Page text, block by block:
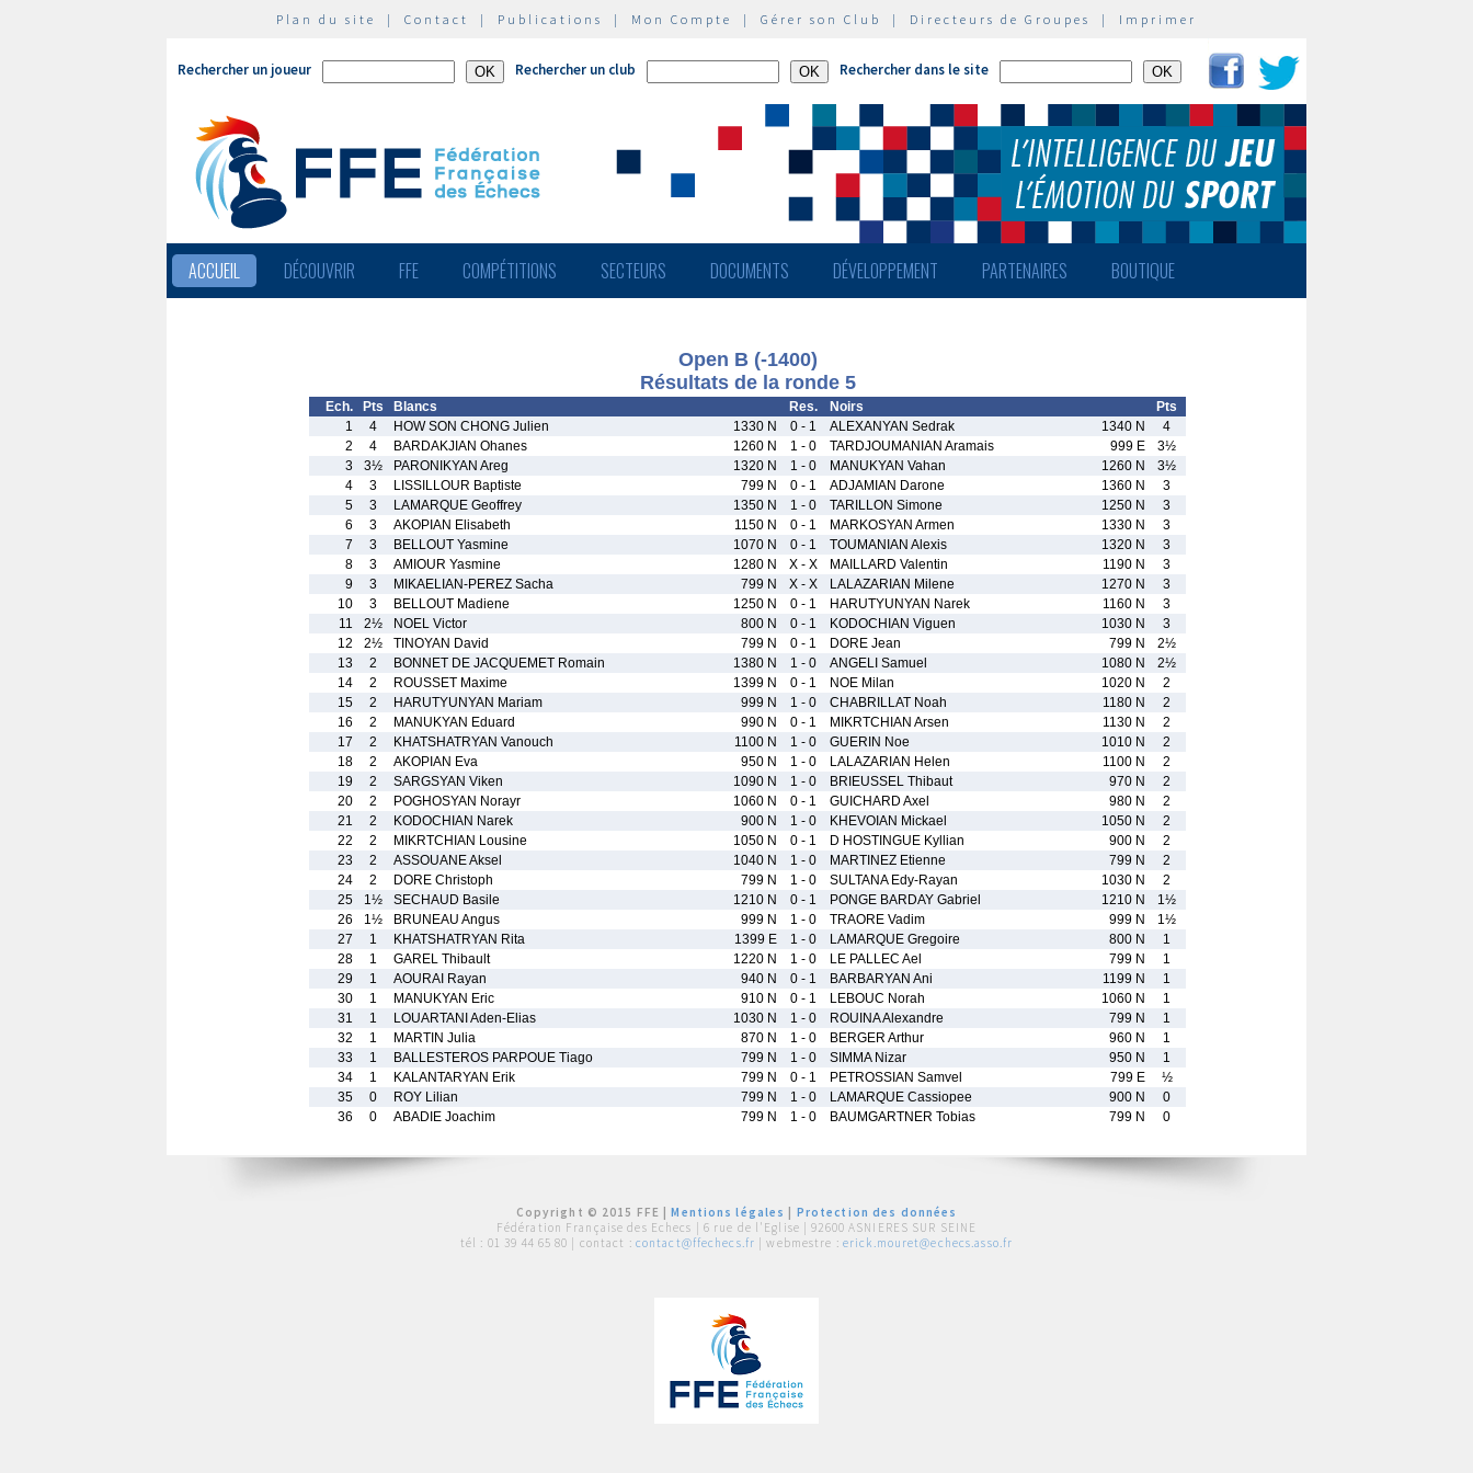
Plan du site | Contact | Publications | Mon Compte | Gérer son Club | Directeurs de Groupes | Imprimer
Rechercher un joueur Rechercher un club Rechercher dans le site
ACCUEIL DÉCOUVRIR FFE COMPÉTITIONS SECTEURS DOCUMENTS DÉVELOPPEMENT PARTENAIRES BOUTIQUE
Open B (-1400)
Résultats de la ronde 5
Ech. Pts Blancs Res. Noirs
Pts
1
4 HOW SON CHONG Julien 1330 N 0 - 1 ALEXANYAN Sedrak 1340 N
4
2
4 BARDAKJIAN Ohanes 1260 N 1 - 0 TARDJOUMANIAN Aramais 999 E
3½
3
3½ PARONIKYAN Areg 1320 N 1 - 0 MANUKYAN Vahan 1260 N
3½
4
3 LISSILLOUR Baptiste 799 N 0 - 1 ADJAMIAN Darone 1360 N
3
5
3 LAMARQUE Geoffrey 1350 N 1 - 0 TARILLON Simone 1250 N
3
6
3 AKOPIAN Elisabeth 1150 N 0 - 1 MARKOSYAN Armen 1330 N
3
7
3 BELLOUT Yasmine 1070 N 0 - 1 TOUMANIAN Alexis 1320 N
3
8
3 AMIOUR Yasmine 1280 N X - X MAILLARD Valentin 1190 N
3
9
3 MIKAELIAN-PEREZ Sacha 799 N X - X LALAZARIAN Milene 1270 N
3
10
3 BELLOUT Madiene 1250 N 0 - 1 HARUTYUNYAN Narek 1160 N
3
11
2½ NOEL Victor 800 N 0 - 1 KODOCHIAN Viguen 1030 N
3
12
2½ TINOYAN David 799 N 0 - 1 DORE Jean 799 N
2½
13
2 BONNET DE JACQUEMET Romain 1380 N 1 - 0 ANGELI Samuel 1080 N
2½
14
2 ROUSSET Maxime 1399 N 0 - 1 NOE Milan 1020 N
2
15
2 HARUTYUNYAN Mariam 999 N 1 - 0 CHABRILLAT Noah 1180 N
2
16
2 MANUKYAN Eduard 990 N 0 - 1 MIKRTCHIAN Arsen 1130 N
2
17
2 KHATSHATRYAN Vanouch 1100 N 1 - 0 GUERIN Noe 1010 N
2
18
2 AKOPIAN Eva 950 N 1 - 0 LALAZARIAN Helen 1100 N
2
19
2 SARGSYAN Viken 1090 N 1 - 0 BRIEUSSEL Thibaut 970 N
2
20
2 POGHOSYAN Norayr 1060 N 0 - 1 GUICHARD Axel 980 N
2
21
2 KODOCHIAN Narek 900 N 1 - 0 KHEVOIAN Mickael 1050 N
2
22
2 MIKRTCHIAN Lousine 1050 N 0 - 1 D HOSTINGUE Kyllian 900 N
2
23
2 ASSOUANE Aksel 1040 N 1 - 0 MARTINEZ Etienne 799 N
2
24
2 DORE Christoph 799 N 1 - 0 SULTANA Edy-Rayan 1030 N
2
25
1½ SECHAUD Basile 1210 N 0 - 1 PONGE BARDAY Gabriel 1210 N
1½
26
1½ BRUNEAU Angus 999 N 1 - 0 TRAORE Vadim 999 N
1½
27
1 KHATSHATRYAN Rita 1399 E 1 - 0 LAMARQUE Gregoire 800 N
1
28
1 GAREL Thibault 1220 N 1 - 0 LE PALLEC Ael 799 N
1
29
1 AOURAI Rayan 940 N 0 - 1 BARBARYAN Ani 1199 N
1
30
1 MANUKYAN Eric 910 N 0 - 1 LEBOUC Norah 1060 N
1
31
1 LOUARTANI Aden-Elias 1030 N 1 - 0 ROUINA Alexandre 799 N
1
32
1 MARTIN Julia 870 N 1 - 0 BERGER Arthur 960 N
1
33
1 BALLESTEROS PARPOUE Tiago 799 N 1 - 0 SIMMA Nizar 950 N
1
34
1 KALANTARYAN Erik 799 N 0 - 1 PETROSSIAN Samvel 799 E
½
35
0 ROY Lilian 799 N 1 - 0 LAMARQUE Cassiopee 900 N
0
36
0 ABADIE Joachim 799 N 1 - 0 BAUMGARTNER Tobias 799 N 0
Copyright © 2015 FFE |Mentions légales
Protection des données
Fédération Française des Echecs | 6 rue de l'Eglise | 92600 ASNIERES SUR SEINE
tél : 01 39 44 65 80 | contact : contact@ffechecs.fr | webmestre : erick.mouret@echecs.asso.fr